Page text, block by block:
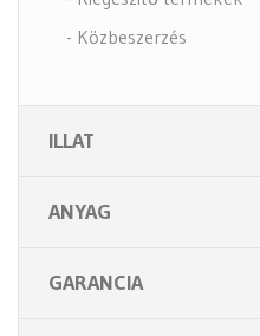
- Közbeszerzés
- Törlő és tisztító papírok
- Intim betét gyűjtők
ILLAT
ANYAG
GARANCIA